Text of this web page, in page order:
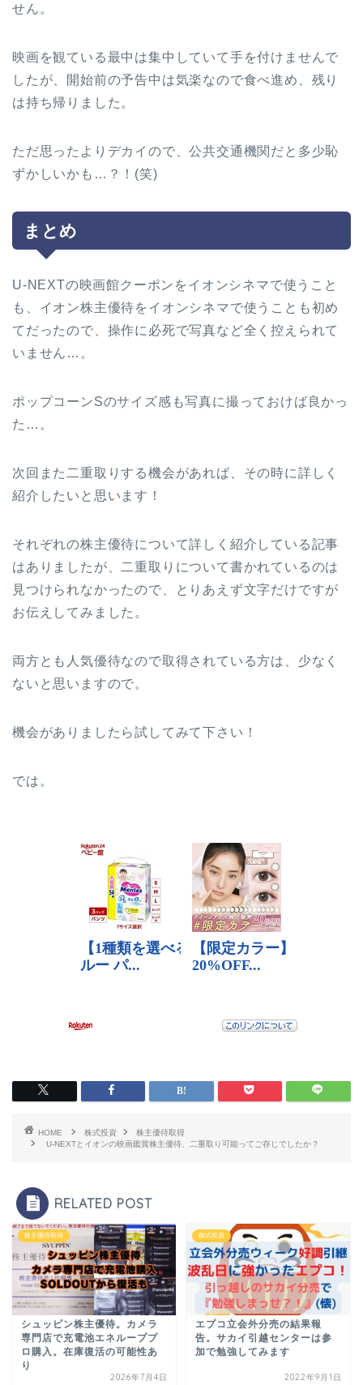
せん。
映画を観ている最中は集中していて手を付けませんで
したが、開始前の予告中は気楽なので食べ進め、残り
は持ち帰りました。
ただ思ったよりデカイので、公共交通機関だと多少恥
ずかしいかも…？！(笑)
まとめ
U-NEXTの映画館クーポンをイオンシネマで使うこと
も、イオン株主優待をイオンシネマで使うことも初め
てだったので、操作に必死で写真など全く控えられて
いません…。
ポップコーンSのサイズ感も写真に撮っておけば良かっ
た…。
次回また二重取りする機会があれば、その時に詳しく
紹介したいと思います！
それぞれの株主優待について詳しく紹介している記事
はありましたが、二重取りについて書かれているのは
見つけられなかったので、とりあえず文字だけですが
お伝えしてみました。
両方とも人気優待なので取得されている方は、少なく
ないと思いますので。
機会がありましたら試してみて下さい！
では。
HOME 株式投資
株主優待取得
U-NEXTとイオンの映画鑑賞株主優待、二重取り可能ってご存じでしたか？
RELATED POST
株主優待取得
シュッピン株主優待。カメラ
専門店で充電池エネループプ
ロ購入。在庫復活の可能性あ
り
2026年7月4日
株式投資
エプコ立会外分売の結果報
告。サカイ引越センターは参
加で勉強してみます
2022年9月1日